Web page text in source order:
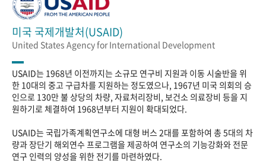
미국 국제개발처(USAID)
United States Agency for International Development
USAID는 1968년 이전까지는 소규모 연구비 지원과 이동 시술반을 위
한 10대의 중고 구급차를 지원하는 정도였으나, 1967년 미국 의회의 승
인으로 130만 불 상당의 차량, 자료처리장비, 보건소 의료장비 등을 지
원하기로 체결하여 1968년부터 지원이 확대되었다.
USAID는 국립가족계획연구소에 대형 버스 2대를 포함하여 총 5대의 차
량과 장단기 해외연수 프로그램을 제공하여 연구소의 기능강화와 전문
연구 인력의 양성을 위한 전기를 마련하였다.